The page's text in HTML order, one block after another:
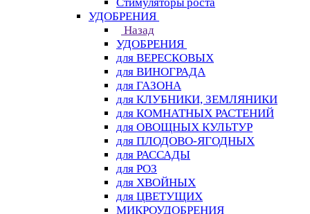
УДОБРЕНИЯ
Назад
УДОБРЕНИЯ
для ВЕРЕСКОВЫХ
для ВИНОГРАДА
для ГАЗОНА
для КЛУБНИКИ, ЗЕМЛЯНИКИ
для КОМНАТНЫХ РАСТЕНИЙ
для ОВОЩНЫХ КУЛЬТУР
для ПЛОДОВО-ЯГОДНЫХ
для РАССАДЫ
для РОЗ
для ХВОЙНЫХ
для ЦВЕТУЩИХ
МИКРОУДОБРЕНИЯ